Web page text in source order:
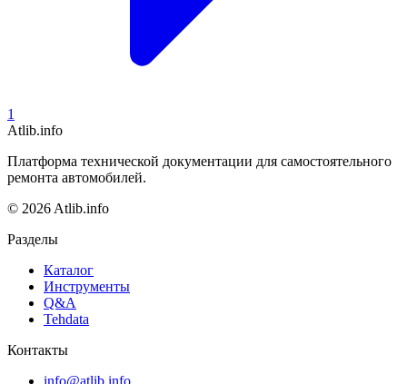
1
Atlib.info
Платформа технической документации для самостоятельного
ремонта автомобилей.
© 2026 Atlib.info
Разделы
Каталог
Инструменты
Q&A
Tehdata
Контакты